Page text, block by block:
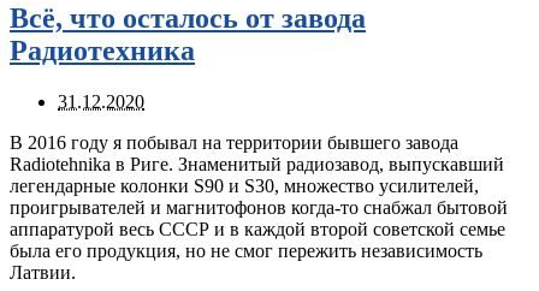
Всё, что осталось от завода
Радиотехника
31.12.2020
В 2016 году я побывал на территории бывшего завода
Radiotehnika в Риге. Знаменитый радиозавод, выпускавший
легендарные колонки S90 и S30, множество усилителей,
проигрывателей и магнитофонов когда-то снабжал бытовой
аппаратурой весь СССР и в каждой второй советской семье
была его продукция, но не смог пережить независимость
Латвии.